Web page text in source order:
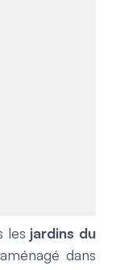
les jardins du
dans